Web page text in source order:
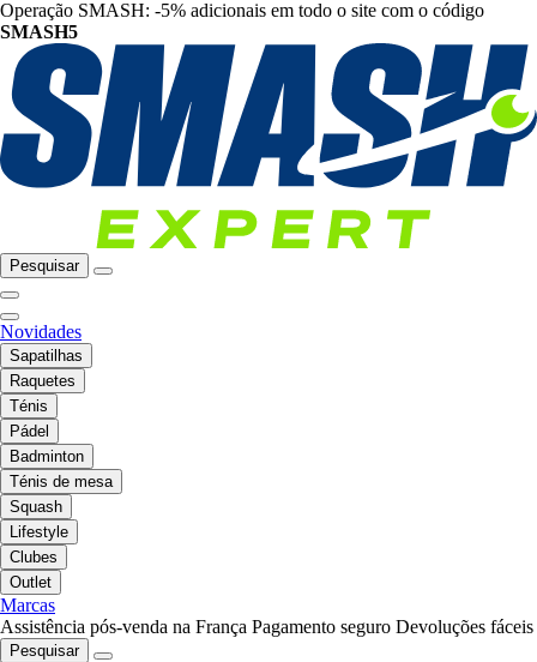
Operação SMASH: -5% adicionais em todo o site com o código
SMASH5
Pesquisar
Novidades
Sapatilhas
Raquetes
Ténis
Pádel
Badminton
Ténis de mesa
Squash
Lifestyle
Clubes
Outlet
Marcas
Assistência pós-venda na França Pagamento seguro Devoluções fáceis
Pesquisar